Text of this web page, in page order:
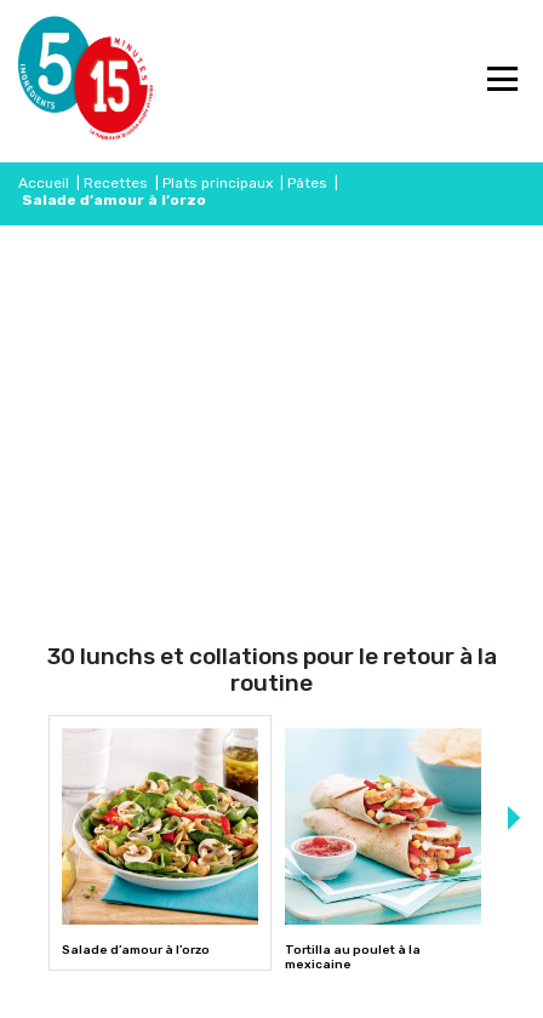
Accueil Recettes Plats principaux Pâtes
Salade d’amour à l’orzo
30 lunchs et collations pour le retour à la
routine
Salade d’amour à l’orzo
Tortilla au poulet à la
mexicaine